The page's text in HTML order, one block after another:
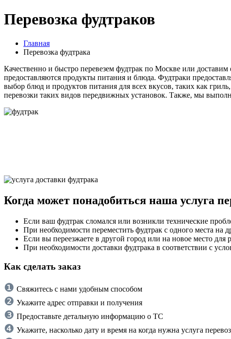
Перевозка фудтраков
Главная
Перевозка фудтрака
Качественно и быстро перевезем фудтрак по Москве или
предоставляются продукты питания и блюда. Фудтраки
выбор блюд и продуктов питания для всех вкусов, таких как
перевозки таких видов передвижных установок. Также, мы
Когда может понадобиться наша услуга
Если ваш фудтрак сломался или возникли технические
При необходимости переместить фудтрак с одного места на
Если вы переезжаете в другой город или на новое место
При необходимости доставки фудтрака в соответствии с
Как сделать заказ
❶ Свяжитесь с нами удобным способом
❷ Укажите адрес отправки и получения
❸ Предоставьте детальную информацию о ТС
❹ Укажите, насколько дату и время на когда нужна услуга